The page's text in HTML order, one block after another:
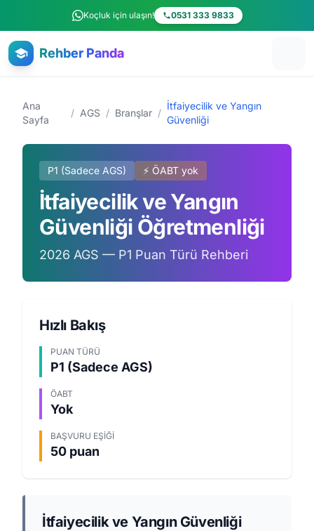
Ana içeriğe atlaKoçluk için ulaşın! 0531 333 9833
Rehber Panda
Ana
Sayfa
/ AGS / Branşlar /
İtfaiyecilik ve Yangın
Güvenliği
P1 (Sadece AGS) ⚡ ÖABT yok
İtfaiyecilik ve Yangın
Güvenliği Öğretmenliği
2026 AGS — P1 Puan Türü Rehberi
Hızlı Bakış
PUAN TÜRÜ
P1 (Sadece AGS)
ÖABT
Yok
BAŞVURU EŞIĞI
50 puan
İtfaiyecilik ve Yangın Güvenliği